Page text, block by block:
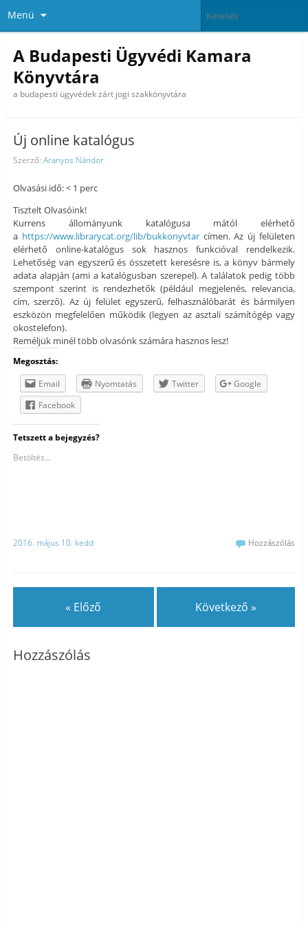
Menü
A Budapesti Ügyvédi Kamara
Könyvtára
a budapesti ügyvédek zárt jogi szakkönyvtára
Új online katalógus
Szerző: Aranyos Nándor
Olvasási idő: < 1 perc
Tisztelt Olvasóink!
Kurrens állományunk katalógusa mától elérhető
a https://www.librarycat.org/lib/bukkonyvtarcímen. Az új felületen
elérhető online-katalógus sok hasznos funkcióval rendelkezik.
Lehetőség van egyszerű és összetett keresésre is, a könyv bármely
adata alapján (ami a katalógusban szerepel). A találatok pedig több
szempont szerint is rendezhetők (például megjelenés, relevancia,
cím, szerző). Az új felület egyszerű, felhasználóbarát és bármilyen
eszközön megfelelően működik (legyen az asztali számítógép vagy
okostelefon).
Reméljük minél több olvasónk számára hasznos lesz!
Megosztás:
Email
Nyomtatás Twitter
Google
Facebook
Tetszett a bejegyzés?
Betöltés...
2016. május 10. kedd Hozzászólás
« Előző Következő »
Hozzászólás